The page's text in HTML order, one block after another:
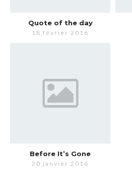
Quote of the day
18 février 2016
Before It’s Gone
20 janvier 2016